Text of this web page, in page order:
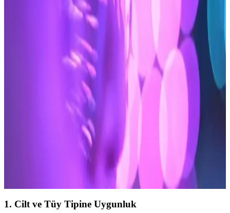
2025'te Braun Silk Expert Pro 5 PL5154 ile Evde
Kalıcı Epilasyonun Sırları
Braun Silk Expert Pro 5 PL5154 ile evde pürüzsüz cilde kavuşun.
Teknolojik özelliklerini ve kullanıcı yorumlarını hemen inceleyin!
Isparta'da 2025'te Lazer Epilasyonun 5 Sırrı:
Gerçek Deneyimler ve Uzman Seçimi
2025'te Isparta'da lazer epilasyonun sırlarını keşfedin, güvenilir
merkezlerle tanışın. Doğru seçimi yapmak için hemen inceleyin!
2025'te Veet Tüy Dökücü Krem ile Tüy Alma
Alışkanlığınızı Değiştirin
Veet tüy dökücü kremle zahmetsiz tüy alma ve uzun süreli incelme
avantajını keşfedin. Detayları öğrenin, hemen deneyin!
1. Cilt ve Tüy Tipine Uygunluk